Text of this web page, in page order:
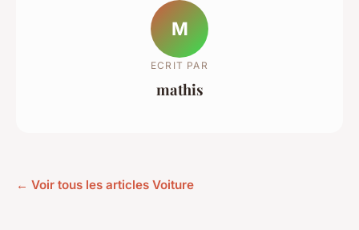
M
ECRIT PAR
mathis
← Voir tous les articles Voiture